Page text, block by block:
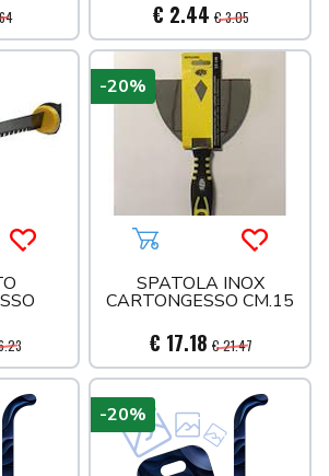
€ 2.44 € 3.05
carrello
Acquista più tardiAggiungi al carrello
SPATOLA INOX
CARTONGESSO CM.15
€ 17.18 € 21.47
-20%
-20%